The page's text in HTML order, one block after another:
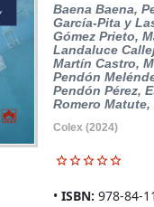
Baena Baena,
García-Pita y
Gómez Prieto,
Landaluce
Martín Castro,
Pendón
Pendón Pérez,
Romero Matute,
Colex(2024)
ISBN: 978-84-